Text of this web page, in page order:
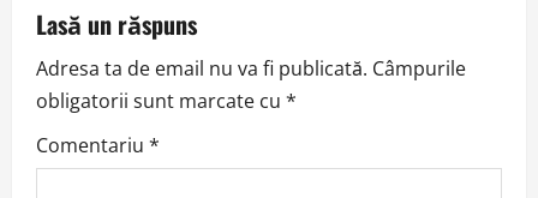
a
v
i
g
Lasă un răspuns
Adresa ta de email nu va fi publicată. Câmpurile
obligatorii sunt marcate cu *
Comentariu *